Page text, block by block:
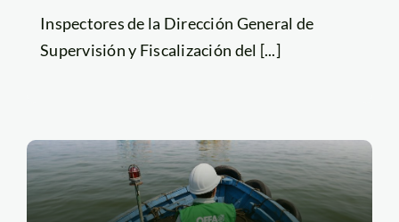
Inspectores de la Dirección General de
Supervisión y Fiscalización del [...]